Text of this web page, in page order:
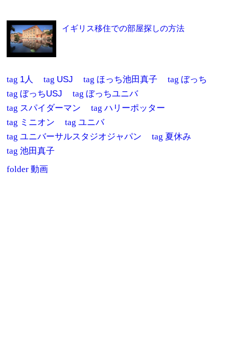
イギリス移住での部屋探しの方法
tag 1人 tag USJ tag ほっち池田真子 tagぼっち
tagぼっちUSJ tagぼっちユニバ
tag スパイダーマン tagハリーポッター
tag ミニオン tagユニバ
tagユニバーサルスタジオジャパン tag 夏休み
tag池田真子
folder動画